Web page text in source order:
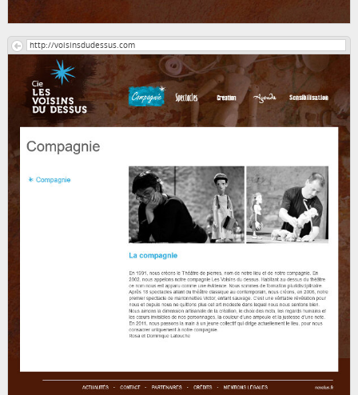
http://voisinsdudessus.com